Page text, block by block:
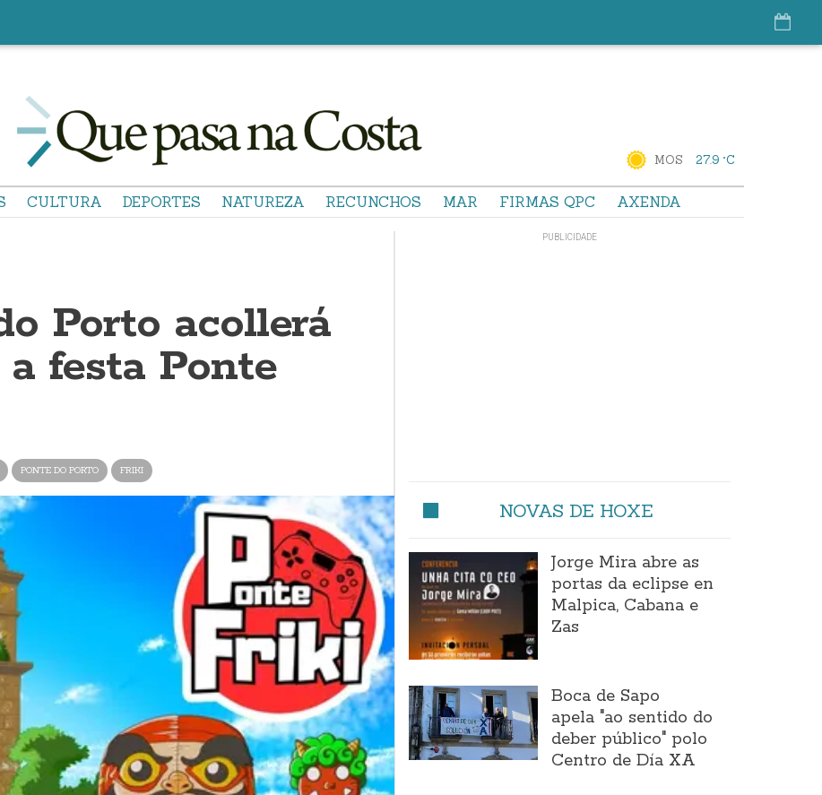
MOS 27.9 °C
CULTURA DEPORTES NATUREZA RECUNCHOS MAR FIRMAS QPC AXENDA
Porto acollerá
festa Ponte
PONTE DO PORTO FRIKI
NOVAS DE HOXE
Jorge Mira abre as
portas da eclipse en
Malpica, Cabana e
Zas
Boca de Sapo
apela "ao sentido do
deber público" polo
Centro de Día XA